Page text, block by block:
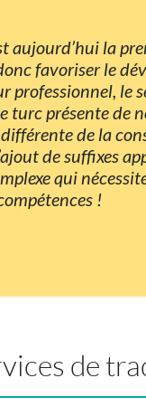
aujourd’hui la
favoriser le
professionnel, le
turc présente de
de la
de suffixes
qui
!
de